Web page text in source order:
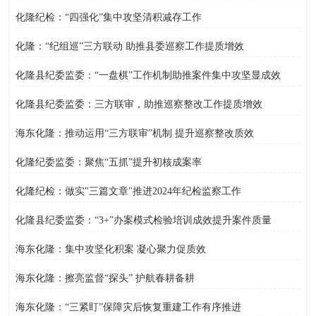
化隆纪检：“四强化”集中攻坚清积减存工作
化隆：“纪组巡”三方联动 助推县委巡察工作提质增效
化隆县纪委监委：“一盘棋”工作机制助推案件集中攻坚显成效
化隆县纪委监委：三方联审，助推巡察整改工作提质增效
海东化隆：推动运用“三方联审”机制 提升巡察整改质效
化隆纪委监委：聚焦“五抓”提升初核成案率
化隆纪检：做实"三篇文章"推进2024年纪检监察工作
化隆县纪委监委：“3+”办案模式检验培训成效提升案件质量
海东化隆：集中攻坚化积案 凝心聚力促质效
海东化隆：擦亮监督“探头” 护航春耕备耕
海东化隆：“三紧盯”保障灾后恢复重建工作有序推进